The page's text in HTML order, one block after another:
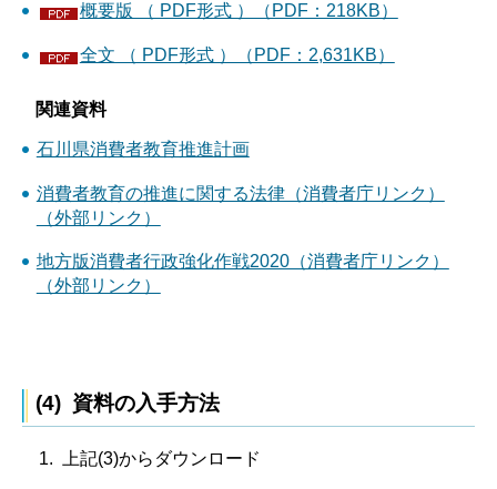
概要版 （ PDF形式 ）（PDF：218KB）
全文 （ PDF形式 ）（PDF：2,631KB）
関連資料
石川県消費者教育推進計画
消費者教育の推進に関する法律（消費者庁リンク）
（外部リンク）
地方版消費者行政強化作戦2020（消費者庁リンク）
（外部リンク）
(4) 資料の入手方法
上記(3)からダウンロード